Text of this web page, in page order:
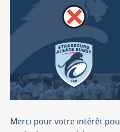
Merci pour votre intérêt